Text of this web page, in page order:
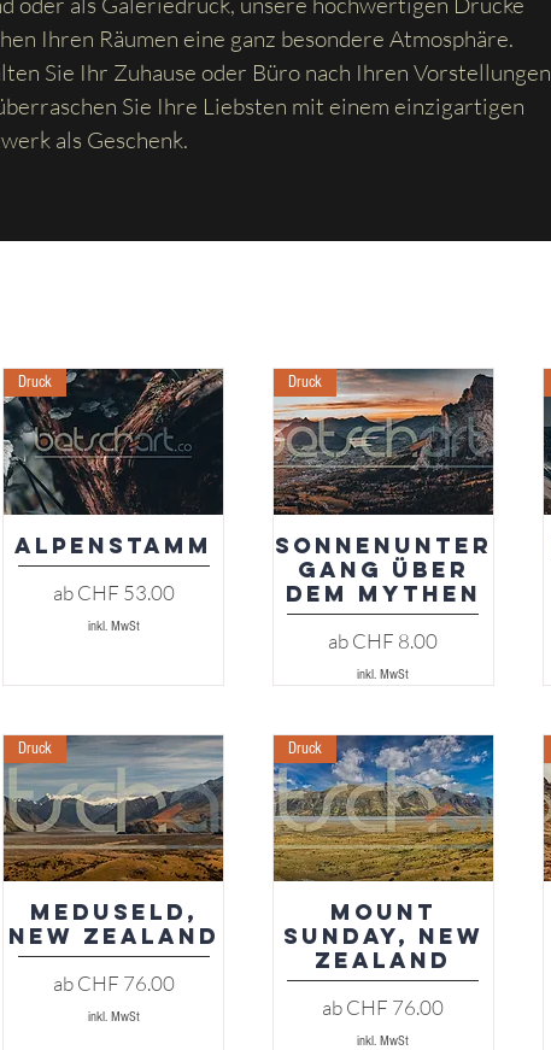
Ihren Räumen eine ganz besondere Atmosphäre.
Sie Ihr Zuhause oder Büro nach Ihren Vorstellungen
Sie Ihre Liebsten mit einem einzigartigen
als Geschenk.
Schnellansicht
Druck
Alpenstamm
abCHF 53.00
Sale-Preis
inkl. MwSt
Schnellansicht
Druck
Sonnenunter
gang über
dem Mythen
abCHF 8.00
Sale-Preis
inkl. MwSt
Schnellansicht
Druck
Meduseld,
New Zealand
abCHF 76.00
Sale-Preis
inkl. MwSt
Schnellansicht
Druck
Mount
Sunday, New
Zealand
abCHF 76.00
Sale-Preis
inkl. MwSt